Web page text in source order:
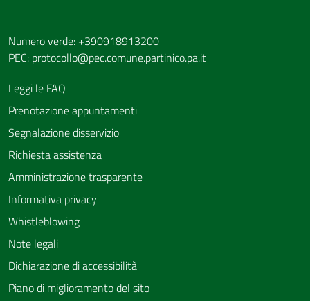
Numero verde: +390918913200
PEC: protocollo@pec.comune.partinico.pa.it
Leggi le FAQ
Prenotazione appuntamenti
Segnalazione disservizio
Richiesta assistenza
Amministrazione trasparente
Informativa privacy
Whistleblowing
Note legali
Dichiarazione di accessibilità
Piano di miglioramento del sito